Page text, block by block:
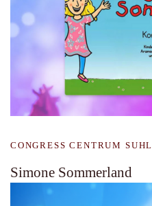
CONGRESS CENTRUM SUHL
Simone Sommerland